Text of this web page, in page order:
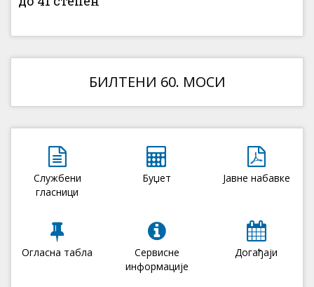
БИЛТЕНИ 60. МОСИ
Службени
гласници
Буџет Јавне набавке
Огласна табла
Сервисне
информације
Догађаји